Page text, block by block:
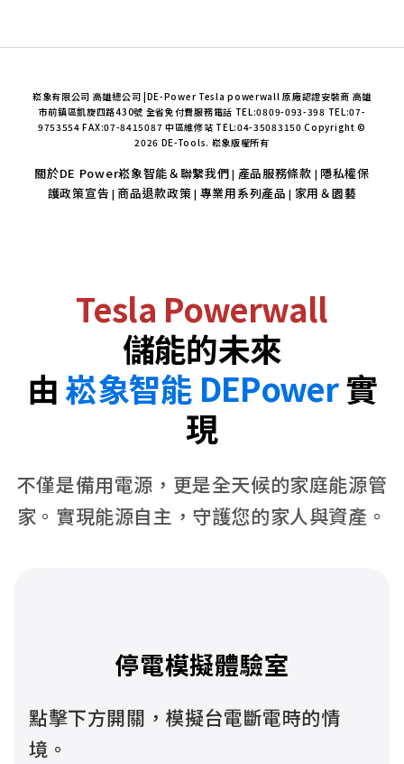
崧象有限公司 高雄總公司 |DE-Power Tesla powerwall 原廠認證安裝商 高雄
市前鎮區凱旋四路430號 全省免付費服務電話 TEL:0809-093-398 TEL:07-
9753554 FAX:07-8415087 中區維修站 TEL:04-35083150 Copyright ©
2026 DE-Tools. 崧象版權所有
關於DE Power崧象智能＆聯繫我們 | 產品服務條款 | 隱私權保
護政策宣告 | 商品退款政策 | 專業用系列產品 | 家用＆園藝
Tesla Powerwall
儲能的未來
由崧象智能 DEPower實
現
不僅是備用電源，更是全天候的家庭能源管
家。實現能源自主，守護您的家人與資產。
停電模擬體驗室
點擊下方開關，模擬台電斷電時的情
境。